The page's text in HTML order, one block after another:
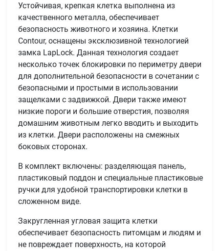
Устойчивая, крепкая клетка выполнена из
качественного металла, обеспечивает
безопасность животного и хозяина. Клетки
Contour, оснащены эксклюзивной технологией
замка LapLock. Данная технология создает
несколько точек блокировки по периметру двери
для дополнительной безопасности в сочетании с
безопасными и простыми в использовании
защелками с задвижкой. Двери также имеют
низкие пороги и большие отверстия, позволяя
домашним животным легко вводить и выходить
из клетки. Двери расположены на смежных
боковых сторонах.
В комплект включены: разделяющая панель,
пластиковый поддон и специальные пластиковые
ручки для удобной транспортировки клетки в
сложенном виде.
Закругленная угловая защита клетки
обеспечивает безопасность питомцам и людям и
не повреждает поверхность, на которой